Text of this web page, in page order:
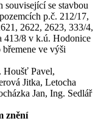
se stavbou
p.č. 212/17,
2622, 2623, 333/4,
413/8 v k.ú. Hodonice
ve výši
Houšť Pavel,
Jitka, Letocha
Jan, Ing. Sedlář
znění